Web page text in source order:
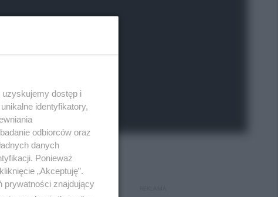
uzyskujemy dostęp i
identyfikatory,
odbiorców oraz
danych
Ponieważ
„Akceptuję”.
prywatności znajdujący